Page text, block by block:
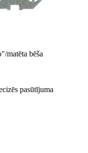
bēša
pasūtījuma